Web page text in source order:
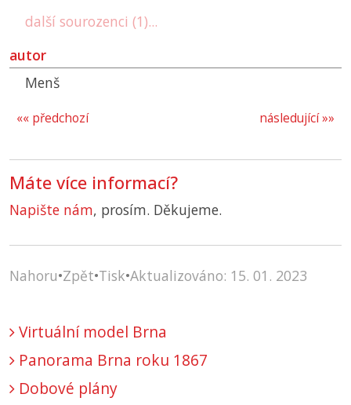
další sourozenci (1)...
autor
Menš
následující »»
«« předchozí
Máte více informací?
Napište nám, prosím. Děkujeme.
Nahoru•Zpět•Tisk•Aktualizováno: 15. 01. 2023
Virtuální model Brna
Panorama Brna roku 1867
Dobové plány